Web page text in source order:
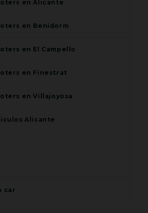
en Alicante
en Benidorm
en El Campello
en Finestrat
en Villajoyosa
Alicante
car